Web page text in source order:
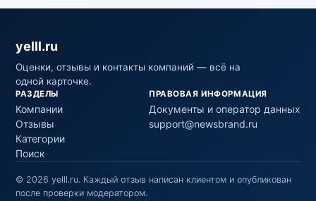
yelll.ru
Оценки, отзывы и контакты компаний — всё на
одной карточке.
РАЗДЕЛЫ
Компании
Отзывы
Категории
Поиск
ПРАВОВАЯ ИНФОРМАЦИЯ
Документы и оператор данных
support@newsbrand.ru
© 2026 yelll.ru. Каждый отзыв написан клиентом и опубликован
после проверки модератором.